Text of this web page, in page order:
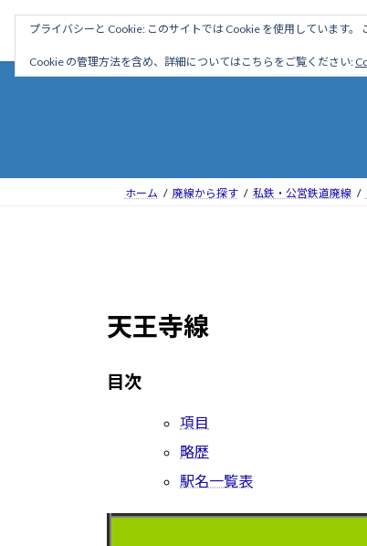
駅名読み方大全
ホーム 廃線から探す 私鉄・公営鉄道廃線
天王寺線
目次
項目
略歴
駅名一覧表
プライバシーと Cookie: このサイトでは Cookie を使用しています
Cookie の管理方法を含め、詳細についてはこちらをご覧ください: